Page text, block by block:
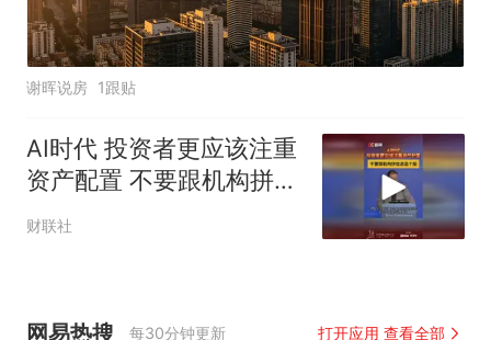
谢晖说房 1跟贴
AI时代 投资者更应该注重
资产配置 不要跟机构拼信
息选个股
财联社
网易热搜 每30分钟更新 打开应用 查看全部